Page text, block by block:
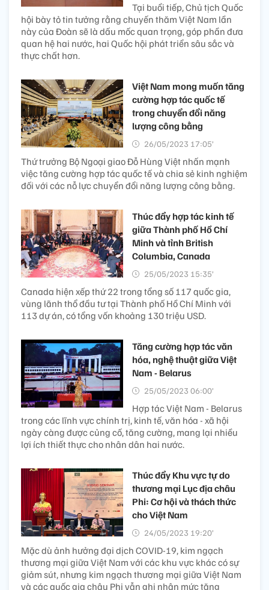
Tại buổi tiếp, Chủ tịch Quốc
hội bày tỏ tin tưởng rằng chuyến thăm Việt Nam lần
này của Đoàn sẽ là dấu mốc quan trọng, góp phần đưa
quan hệ hai nước, hai Quốc hội phát triển sâu sắc và
thực chất hơn.
Việt Nam mong muốn tăng
cường hợp tác quốc tế
trong chuyển đổi năng
lượng công bằng
26/05/2023 17:05’
Thứ trưởng Bộ Ngoại giao Đỗ Hùng Việt nhấn mạnh
việc tăng cường hợp tác quốc tế và chia sẻ kinh nghiệm
đối với các nỗ lực chuyển đổi năng lượng công bằng.
Thúc đẩy hợp tác kinh tế
giữa Thành phố Hồ Chí
Minh và tỉnh British
Columbia, Canada
25/05/2023 15:35’
Canada hiện xếp thứ 22 trong tổng số 117 quốc gia,
vùng lãnh thổ đầu tư tại Thành phố Hồ Chí Minh với
113 dự án, có tổng vốn khoảng 130 triệu USD.
Tăng cường hợp tác văn
hóa, nghệ thuật giữa Việt
Nam - Belarus
25/05/2023 06:00’
Hợp tác Việt Nam - Belarus
trong các lĩnh vực chính trị, kinh tế, văn hóa - xã hội
ngày càng được củng cố, tăng cường, mang lại nhiều
lợi ích thiết thực cho nhân dân hai nước.
Thúc đẩy Khu vực tự do
thương mại Lục địa châu
Phi: Cơ hội và thách thức
cho Việt Nam
24/05/2023 19:20’
Mặc dù ảnh hưởng đại dịch COVID-19, kim ngạch
thương mại giữa Việt Nam với các khu vực khác có sự
giảm sút, nhưng kim ngạch thương mại giữa Việt Nam
và các quốc gia châu Phi vẫn ghi nhận mức tăng